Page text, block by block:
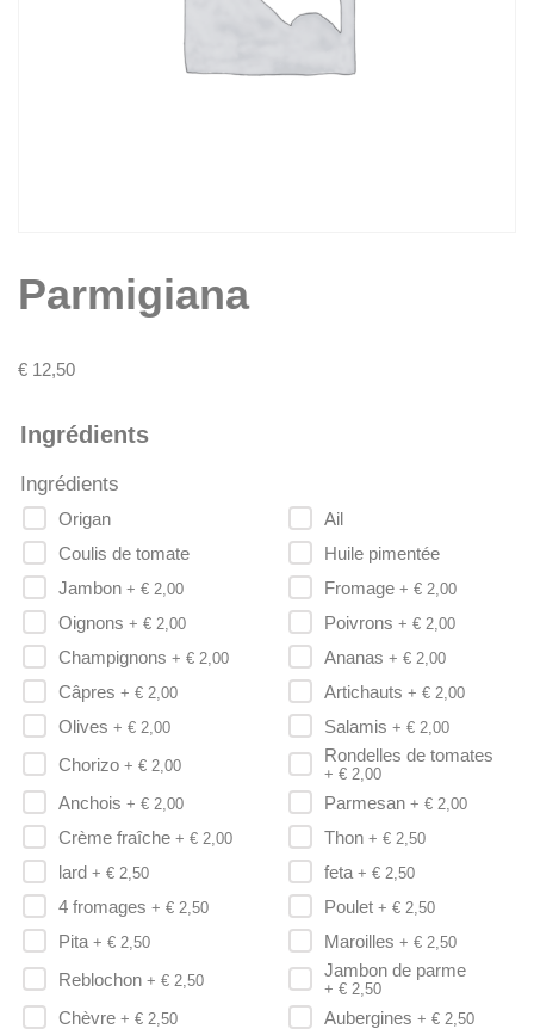
Parmigiana
€ 12,50
Ingrédients
Ingrédients
Origan
Ail
Coulis de tomate
Huile pimentée
Jambon + € 2,00 Fromage + € 2,00
Oignons + € 2,00 Poivrons + € 2,00
Champignons + € 2,00 Ananas + € 2,00
Câpres + € 2,00 Artichauts + € 2,00
Olives + € 2,00 Salamis + € 2,00
Chorizo + € 2,00 Rondelles de tomates
+ € 2,00
Anchois + € 2,00 Parmesan + € 2,00
Crème fraîche + € 2,00 Thon + € 2,50
lard + € 2,50 feta + € 2,50
4 fromages + € 2,50 Poulet + € 2,50
Pita + € 2,50 Maroilles + € 2,50
Reblochon + € 2,50 Jambon de parme
+ € 2,50
Chèvre + € 2,50 Aubergines + € 2,50